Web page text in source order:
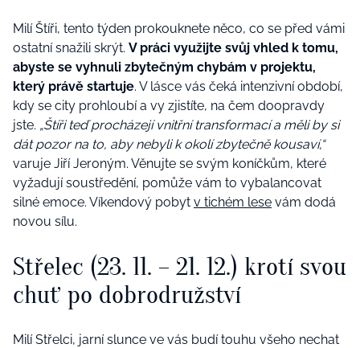
Milí Štíři, tento týden prokouknete něco, co se před vámi
ostatní snažili skrýt. V práci využijte svůj vhled k tomu,
abyste se vyhnuli zbytečným chybám v projektu,
který právě startuje. V lásce vás čeká intenzivní období,
kdy se city prohloubí a vy zjistíte, na čem doopravdy
jste. „Štíři teď procházejí vnitřní transformací a měli by si
dát pozor na to, aby nebyli k okolí zbytečně kousaví,“
varuje Jiří Jeroným. Věnujte se svým koníčkům, které
vyžadují soustředění, pomůže vám to vybalancovat
silné emoce. Víkendový pobyt v tichém lese vám dodá
novou sílu.
Střelec (23. 11. – 21. 12.) krotí svou
chuť po dobrodružství
Milí Střelci, jarní slunce ve vás budí touhu všeho nechat